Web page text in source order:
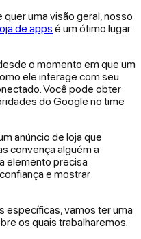
uma visão geral, nosso
de apps é um ótimo lugar
o momento em que um
ele interage com seu
Você pode obter
do Google no time
anúncio de loja que
convença alguém a
elemento precisa
e mostrar
específicas, vamos ter uma
os quais trabalharemos.